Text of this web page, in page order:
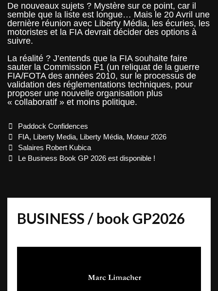
De nouveaux sujets ? Mystère sur ce point, car il
semble que la liste est longue… Mais le 20 Avril une
dernière réunion avec Liberty Média, les écuries, les
motoristes et la FIA devrait décider des options à
suivre.
La réalité ? J’entends que la FIA souhaite faire
sauter la Commission F1 (un reliquat de la guerre
FIA/FOTA des années 2010, sur le processus de
validation des réglementations techniques, pour
proposer une nouvelle organisation plus
« collaboratif » et moins politique.
Categories
Paddock Confidences
Tags
FIA, Liberty Media, Liberty Média, Moteur 2026
Post
navigation
Salaires Robert Kubica
Le Business Book GP 2026 est disponible !
BUSINESS / book GP2026